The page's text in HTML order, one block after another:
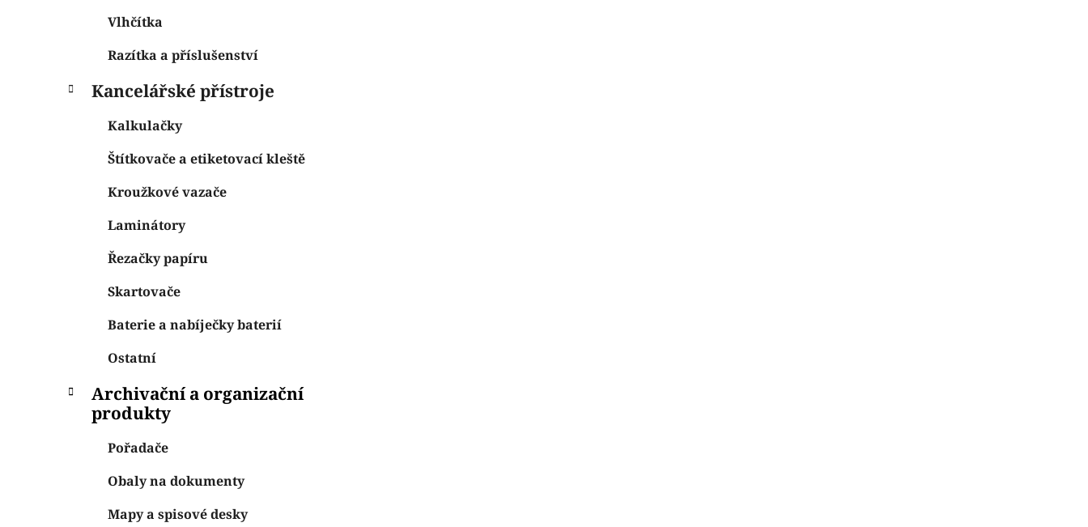
Vlhčítka
Razítka a příslušenství
Kancelářské přístroje
Kalkulačky
Štítkovače a etiketovací kleště
Kroužkové vazače
Laminátory
Řezačky papíru
Skartovače
Baterie a nabíječky baterií
Ostatní
Archivační a organizační
produkty
Pořadače
Obaly na dokumenty
Mapy a spisové desky